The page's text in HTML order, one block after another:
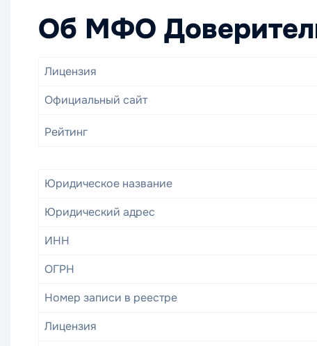
Об МФО
Лицензия
Официальный сайт
Рейтинг
Юридическое название
Юридический адрес
ИНН
ОГРН
Номер записи в реестре
Лицензия